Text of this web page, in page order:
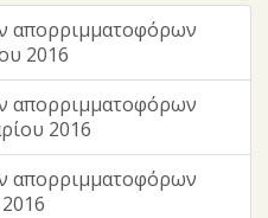
απορριμματοφόρων
2016
απορριμματοφόρων
2016
απορριμματοφόρων